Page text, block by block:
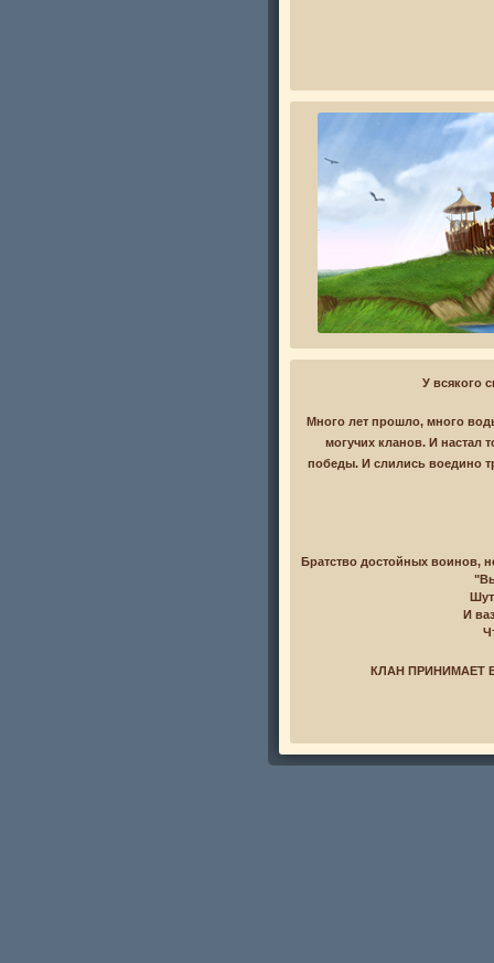
У всякого
Много лет прошло, много
могучих кланов. И настал
победы. И слились воедино
Братство достойных воинов,
И
КЛАН ПРИНИМАЕТ